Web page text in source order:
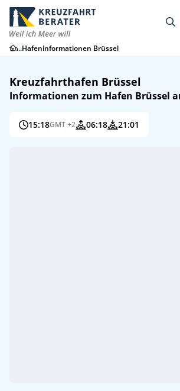
...Hafeninformationen Brüssel
Kreuzfahrthafen Brüssel
Informationen zum Hafen Brüssel
15:18GMT +2 06:18 21:01